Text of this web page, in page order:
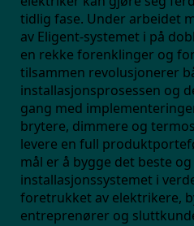
tidlig fase. Under arbeidet
av Eligent-systemet i på
en rekke forenklinger og
tilsammen revolusjonerer
installasjonsprosessen og
gang med
brytere, dimmere og
levere en full
mål er å bygge det beste
installasjonssystemet i
foretrukket av elektrikere,
entreprenører og